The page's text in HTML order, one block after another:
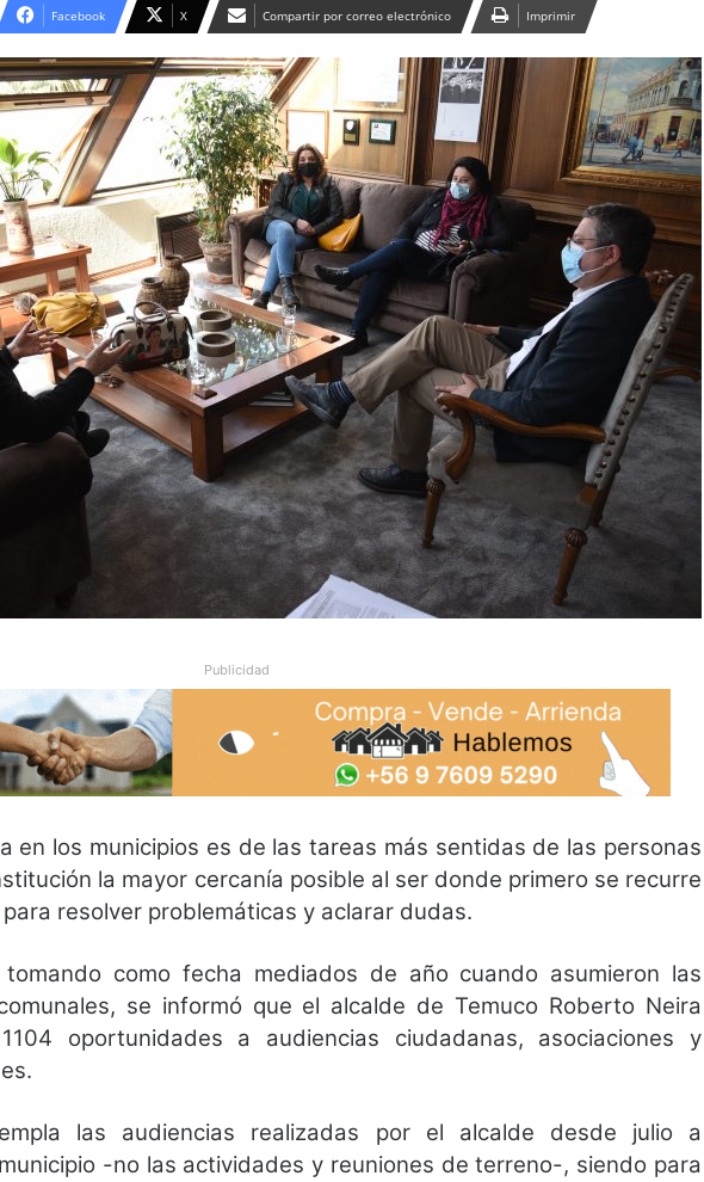
Facebook X Compartir por correo electrónico Imprimir
Publicidad
en los municipios es de las tareas más sentidas de las personas
la mayor cercanía posible al ser donde primero se recurre
resolver problemáticas y aclarar dudas.
como fecha mediados de año cuando asumieron las
se informó que el alcalde de Temuco Roberto Neira
oportunidades a audiencias ciudadanas, asociaciones y
las audiencias realizadas por el alcalde desde julio a
-no las actividades y reuniones de terreno-, siendo para